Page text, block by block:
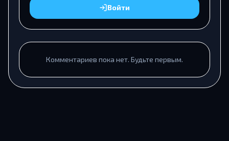
Войти
Комментариев пока нет. Будьте первым.